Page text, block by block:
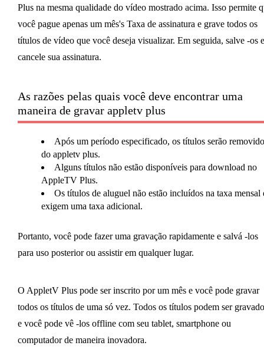
Plus na mesma qualidade do vídeo mostrado acima. Isso permite
você pague apenas um mês's Taxa de assinatura e grave todos os
títulos de vídeo que você deseja visualizar. Em seguida, salve -os e
cancele sua assinatura.
As razões pelas quais você deve encontrar uma
maneira de gravar appletv plus
Após um período especificado, os títulos serão
do appletv plus.
Alguns títulos não estão disponíveis para download no
AppleTV Plus.
Os títulos de aluguel não estão incluídos na taxa mensal
exigem uma taxa adicional.
Portanto, você pode fazer uma gravação rapidamente e salvá -los
para uso posterior ou assistir em qualquer lugar.
O AppletV Plus pode ser inscrito por um mês e você pode gravar
todos os títulos de uma só vez. Todos os títulos podem ser
e você pode vê -los offline com seu tablet, smartphone ou
computador de maneira inovadora.